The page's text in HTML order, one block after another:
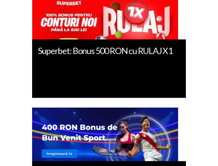
Superbet: Bonus 500 RON cu RULAJ X1